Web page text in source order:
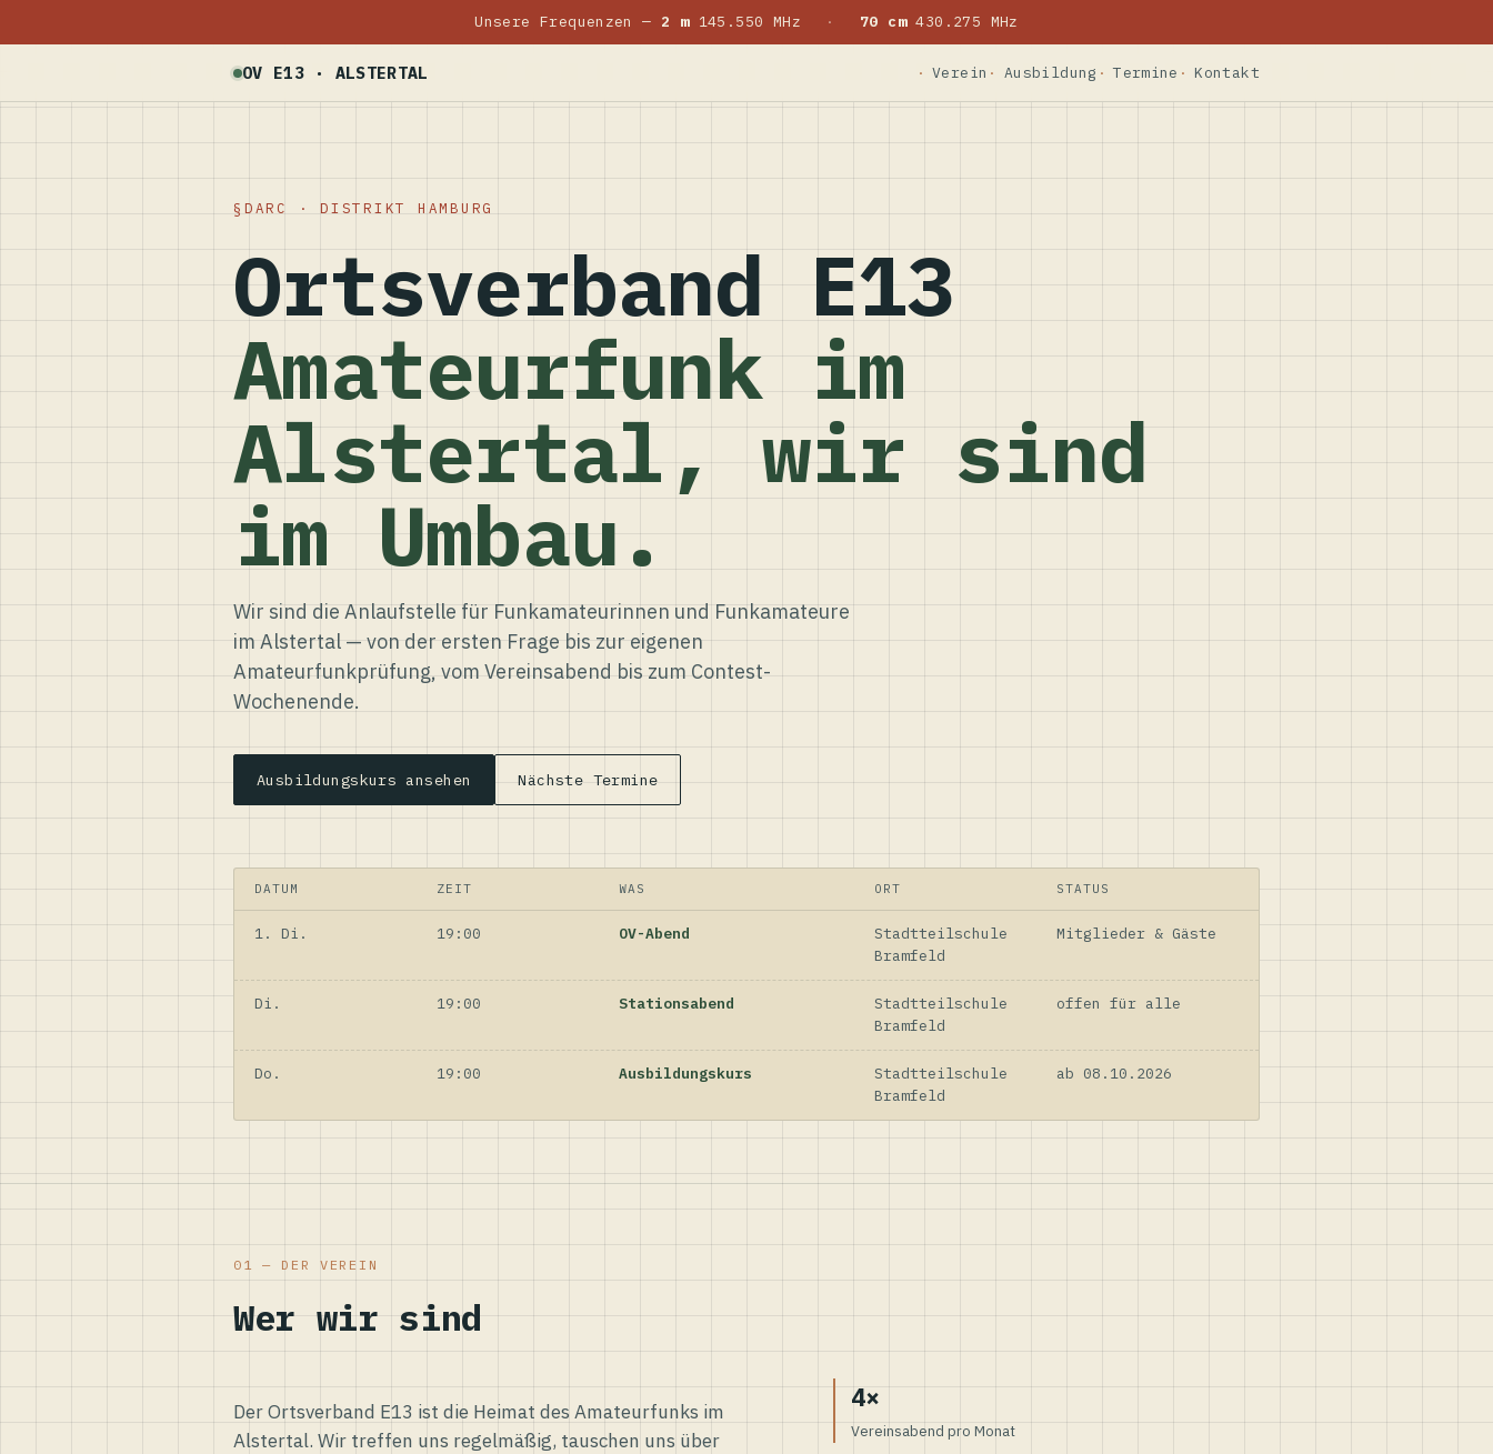
Unsere Frequenzen — 2 m145.550 MHz · 70 cm430.275 MHz
OV E13 · ALSTERTAL Verein Ausbildung Termine Kontakt
DARC · DISTRIKT HAMBURG
Ortsverband E13
Amateurfunk im
Alstertal, wir sind
im Umbau.
Wir sind die Anlaufstelle für Funkamateurinnen und Funkamateure
im Alstertal — von der ersten Frage bis zur eigenen
Amateurfunkprüfung, vom Vereinsabend bis zum Contest-
Wochenende.
Ausbildungskurs ansehen Nächste Termine
DATUM ZEIT WAS ORT STATUS
1. Di. 19:00 OV-Abend
Stadtteilschule
Bramfeld
Mitglieder & Gäste
Di. 19:00 Stationsabend
Stadtteilschule
Bramfeld
offen für alle
Do. 19:00 Ausbildungskurs
Stadtteilschule
Bramfeld
ab 08.10.2026
01 — DER VEREIN
Wer wir sind
Der Ortsverband E13 ist die Heimat des Amateurfunks im
Alstertal. Wir treffen uns regelmäßig, tauschen uns über
4×
Vereinsabend pro Monat